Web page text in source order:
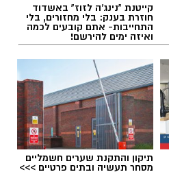
קייטנת "נינג'ה לזוז" באשדוד
חוזרת בענק: בלי מחזורים, בלי
התחייבות- אתם קובעים לכמה
ואיזה ימים להירשם!
תיקון והתקנת שערים חשמליים
מסחר תעשיה ובתים פרטיים >>>